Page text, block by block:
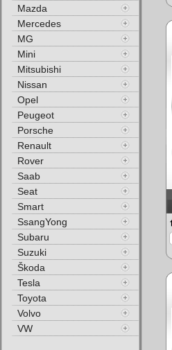
Mazda
Mercedes
MG
Mini
Mitsubishi
Nissan
Opel
Peugeot
Porsche
Renault
Rover
Saab
Seat
Smart
SsangYong
Subaru
Suzuki
Škoda
Tesla
Toyota
Volvo
VW